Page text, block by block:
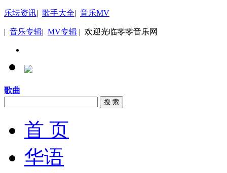
乐坛资讯| 歌手大全| 音乐MV
| 音乐专辑| MV专辑 | 欢迎光临零零音乐网
歌曲
搜 索
首 页
华语